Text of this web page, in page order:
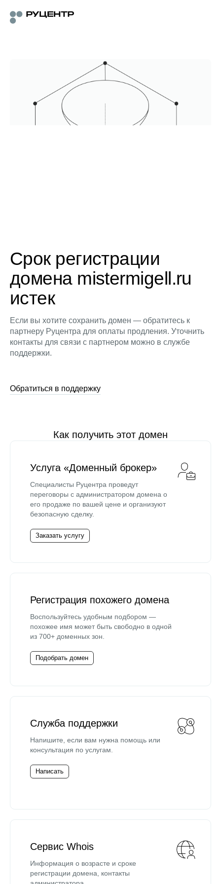
Срок регистрации
домена mistermigell.ru
истек
Если вы хотите сохранить домен — обратитесь к
партнеру Руцентра для оплаты продления. Уточнить
контакты для связи с партнером можно в службе
поддержки.
Обратиться в поддержку
Как получить этот домен
Услуга «Доменный брокер»
Специалисты Руцентра проведут
переговоры с администратором домена о
его продаже по вашей цене и организуют
безопасную сделку.
Заказать услугу
Регистрация похожего домена
Воспользуйтесь удобным подбором —
похожее имя может быть свободно в одной
из 700+ доменных зон.
Подобрать домен
Служба поддержки
Напишите, если вам нужна помощь или
консультация по услугам.
Написать
Сервис Whois
Информация о возрасте и сроке
регистрации домена, контакты